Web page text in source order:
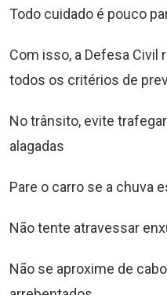
Todo cuidado é pouco
Com isso, a Defesa Civil
todos os critérios de
No trânsito, evite
alagadas
Pare o carro se a chuva
Não tente atravessar
Não se aproxime de